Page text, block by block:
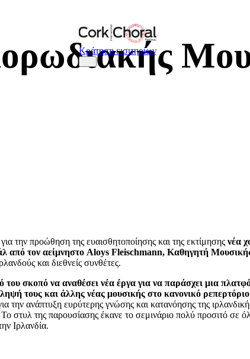
Κράτηση εισιτηρίων
την προώθηση της ευαισθητοποίησης και της εκτίμησης νέα
από τον αείμνηστο Aloys Fleischmann, Καθηγητή
και διεθνείς συνθέτες.
σκοπό να αναθέσει νέα έργα για να παράσχει μια
τους και άλλης νέας μουσικής στο κανονικό
ανάπτυξη ευρύτερης γνώσης και κατανόησης της
στυλ της παρουσίασης έκανε το σεμινάριο πολύ προσιτό σε
Ιρλανδία.